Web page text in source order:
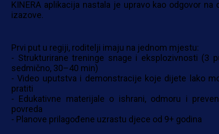
KINERA aplikacija nastala je upravo kao odgovor na
izazove.
Prvi put u regiji, roditelji imaju na jednom mjestu:
- Strukturirane treninge snage i eksplozivnosti (3
sedmično, 30–40 min)
- Video uputstva i demonstracije koje dijete lako
pratiti
- Edukativne materijale o ishrani, odmoru i
povreda
- Planove prilagođene uzrastu djece od 9+ godina